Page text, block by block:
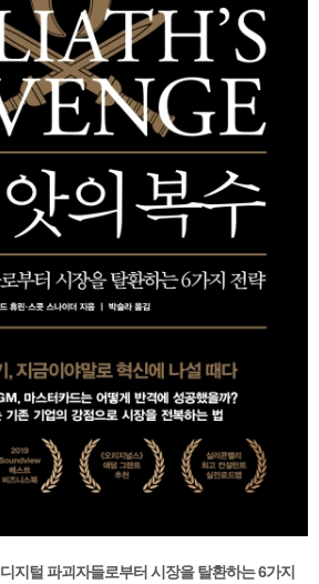
디지털 파괴자들로부터 시장을 탈환하는 6가지